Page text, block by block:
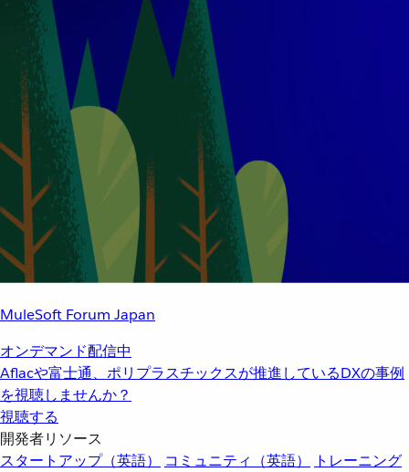
MuleSoft Forum Japan
オンデマンド配信中
Aflacや富士通、ポリプラスチックスが推進しているDXの事例
を視聴しませんか？
視聴する
開発者リソース
スタートアップ（英語）
コミュニティ（英語）
トレーニング